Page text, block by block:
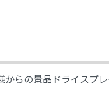
からの景品ドライスプ